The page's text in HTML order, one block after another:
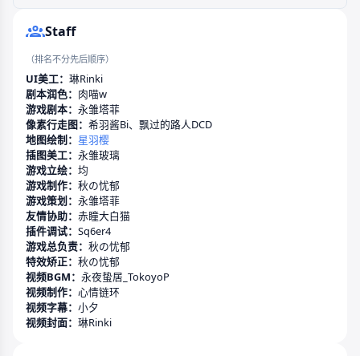
Staff
（排名不分先后顺序）
UI美工： 琳Rinki
剧本润色： 肉喵w
游戏剧本： 永雏塔菲
像素行走图： 希羽酱Bi、 飘过的路人DCD
地图绘制： 星羽樱
插图美工： 永雏玻璃
游戏立绘： 均
游戏制作： 秋の忧郁
游戏策划： 永雏塔菲
友情协助： 赤瞳大白猫
插件调试： Sq6er4
游戏总负责： 秋の忧郁
特效矫正： 秋の忧郁
视频BGM： 永夜蛰居_TokoyoP
视频制作： 心情链环
视频字幕： 小夕
视频封面： 琳Rinki